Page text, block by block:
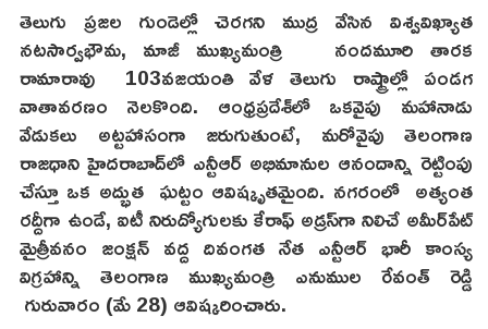
తెలుగు ప్రజల గుండెల్లో చెరగని ముద్ర వేసిన విశ్వవిఖ్యాత
నటసార్వభౌమ, మాజీ ముఖ్యమంత్రి నందమూరి తారక
రామారావు 103వజయంతి వేళ తెలుగు రాష్ట్రాల్లో పండగ
వాతావరణం నెలకొంది. ఆంధ్రప్రదేశ్‌లో ఒకవైపు మహానాడు
వేడుకలు అట్టహాసంగా జరుగుతుంటే, మరోవైపు తెలంగాణ
రాజధాని హైదరాబాద్‌లో ఎన్టీఆర్ అభిమానుల ఆనందాన్ని రెట్టింపు
చేస్తూ ఒక అద్భుత ఘట్టం ఆవిష్కృతమైంది. నగరంలో అత్యంత
రద్దీగా ఉండే, ఐటీ నిరుద్యోగులకు కేరాఫ్ అడ్రస్‌గా నిలిచే అమీర్‌పేట్
మైత్రీవనం జంక్షన్ వద్ద దివంగత నేత ఎన్టీఆర్ భారీ కాంస్య
విగ్రహాన్ని తెలంగాణ ముఖ్యమంత్రి ఎనుముల రేవంత్ రెడ్డి
గురువారం (మే 28) ఆవిష్కరించారు.